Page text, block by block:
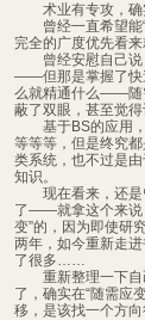
术业有专攻，确
曾经一直希望能“
完全的广度优先看
曾经安慰自己说
——但那是掌握了快
么就精通什么——随
蔽了双眼，甚至觉
基于BS的应用，
等等等，但是终究
类系统，也不过是
知识。
现在看来，还是
了——就拿这个来说
变”的，因为即使研
两年，如今重新走
了很多……
重新整理一下自
了，确实在“随需
移，是该找一个方向